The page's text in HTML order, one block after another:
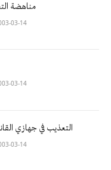
مناهضة
03-14
03-14
التعذيب في جهازي
03-14